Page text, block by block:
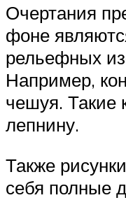
Очертания
фоне
рельефных
Например,
чешуя. Такие
лепнину.
Также
себя полные